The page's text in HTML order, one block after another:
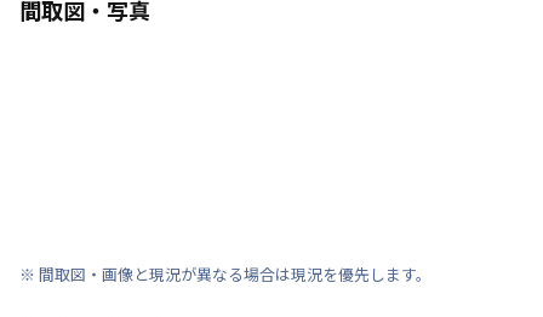
間取図・写真
※ 間取図・画像と現況が異なる場合は現況を優先します。